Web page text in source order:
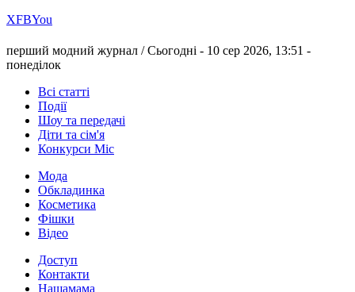
ХFBYou
перший модний журнал /Сьогодні - 10 сер 2026, 13:51 -
понеділок
Всі статті
Події
Шоу та передачі
Діти та сім'я
Конкурси Міс
Мода
Обкладинка
Косметика
Фішки
Відео
Доступ
Контакти
Нашамама